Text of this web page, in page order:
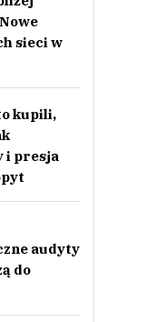
sieci w
kupili,
i presja
audyty
do